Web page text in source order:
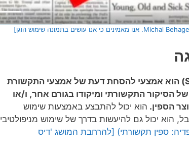
Michal. אנו מאמינים כי אנו עושים בתמונה שימוש הוגן]
ספין תקשורתי או 'סחריר' (Spin, propaganda) הוא אמצעי להסחת דעת של אמצעי התקשורת
התקשורתי ומיקודו בגורם אחר, ו/או
הספין. הוא יכול להתבצע באמצעות שימוש
הוא יכול גם להיעשות בדרך של שימוש מניפולטיבי
ספין תקשורתי) [להרחבת המושג 'דיס